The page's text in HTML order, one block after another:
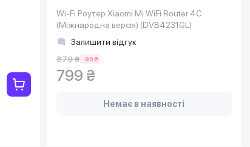
Wi-Fi Роутер Xiaomi Mi WiFi Router 4С
(Міжнародна версія) (DVB4231GL)
Залишити відгук
879 ₴ -80 ₴
799 ₴
Немає в наявності